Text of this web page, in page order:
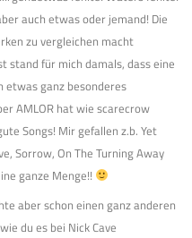
auch etwas oder jemand! Die
zu vergleichen macht
stand für mich damals, dass eine
etwas ganz besonderes
AMLOR hat wie scarecrow
Songs! Mir gefallen z.b. Yet
Sorrow, On The Turning Away
ganze Menge!!
aber schon einen ganz anderen
du es bei Nick Cave